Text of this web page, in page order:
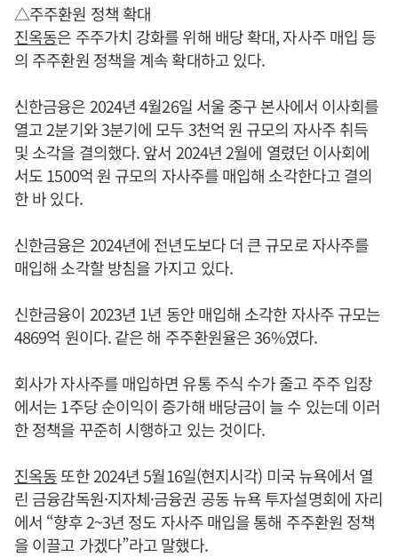
△주주환원 정책 확대
진옥동은 주주가치 강화를 위해 배당 확대, 자사주 매입 등
의 주주환원 정책을 계속 확대하고 있다.
신한금융은 2024년 4월26일 서울 중구 본사에서 이사회를
열고 2분기와 3분기에 모두 3천억 원 규모의 자사주 취득
및 소각을 결의했다. 앞서 2024년 2월에 열렸던 이사회에
서도 1500억 원 규모의 자사주를 매입해 소각한다고 결의
한 바 있다.
신한금융은 2024년에 전년도보다 더 큰 규모로 자사주를
매입해 소각할 방침을 가지고 있다.
신한금융이 2023년 1년 동안 매입해 소각한 자사주 규모는
4869억 원이다. 같은 해 주주환원율은 36%였다.
회사가 자사주를 매입하면 유통 주식 수가 줄고 주주 입장
에서는 1주당 순이익이 증가해 배당금이 늘 수 있는데 이러
한 정책을 꾸준히 시행하고 있는 것이다.
진옥동또한 2024년 5월16일(현지시각) 미국 뉴욕에서 열
린 금융감독원·지자체·금융권 공동 뉴욕 투자설명회에 자리
에서 “향후 2~3년 정도 자사주 매입을 통해 주주환원 정책
을 이끌고 가겠다”라고 말했다.